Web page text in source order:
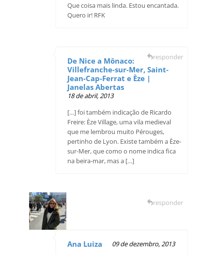
Que coisa mais linda. Estou encantada.
Quero ir! RFK
De Nice a Mônaco:
Villefranche-sur-Mer, Saint-
Jean-Cap-Ferrat e Èze |
Janelas Abertas
18 de abril, 2013
[…] foi também indicação de Ricardo
Freire: Èze Village, uma vila medieval
que me lembrou muito Pérouges,
pertinho de Lyon. Existe também a Èze-
sur-Mer, que como o nome indica fica
na beira-mar, mas a […]
responder
Ana Luiza
09 de dezembro, 2013
responder